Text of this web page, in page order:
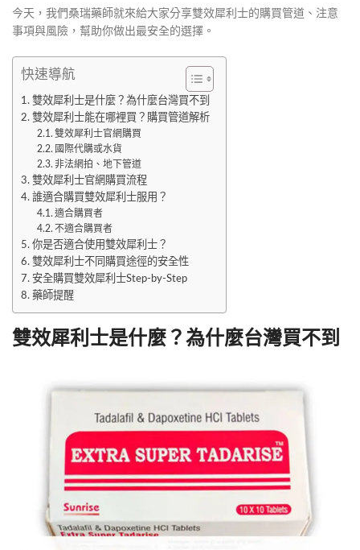
今天，我們桑瑞藥師就來給大家分享雙效犀利士的購買管道、注意
事項與風險，幫助你做出最安全的選擇。
快速導航
雙效犀利士是什麼？為什麼台灣買不到
雙效犀利士能在哪裡買？購買管道解析
雙效犀利士官網購買
國際代購或水貨
非法網拍、地下管道
雙效犀利士官網購買流程
誰適合購買雙效犀利士服用？
適合購買者
不適合購買者
你是否適合使用雙效犀利士？
雙效犀利士不同購買途徑的安全性
安全購買雙效犀利士Step-by-Step
藥師提醒
雙效犀利士是什麼？為什麼台灣買不到